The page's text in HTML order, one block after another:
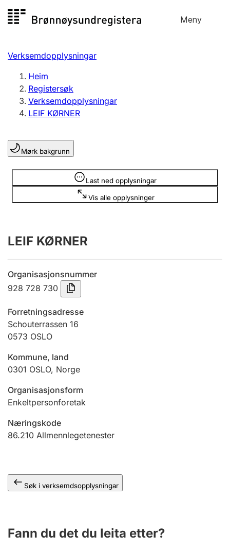
til
Meny
Registersøk
Aksjeselskap
Enkeltpersonføretak
Registrere, endre, slette
Lag og foreining
Registrere, endre, slette
Årsrekneskap
Innsending og forseinkingsgebyr
Jeger
Ektepaktrettleiaren
Andre tema
Verksemdopplysningar
Heim
Registersøk
Verksemdopplysningar
LEIF KØRNER
Mørk bakgrunn
Last ned opplysningar
Vis alle opplysninger
Opplysninger er skjult
LEIF KØRNER
Organisasjonsnummer
928 728 730
Forretningsadresse
Schouterrassen 16
0573 OSLO
Kommune, land
0301 OSLO, Norge
Organisasjonsform
Enkeltpersonforetak
Næringskode
86.210 Allmennlegetenester
Søk i verksemdsopplysningar
Fann du det du leita etter?